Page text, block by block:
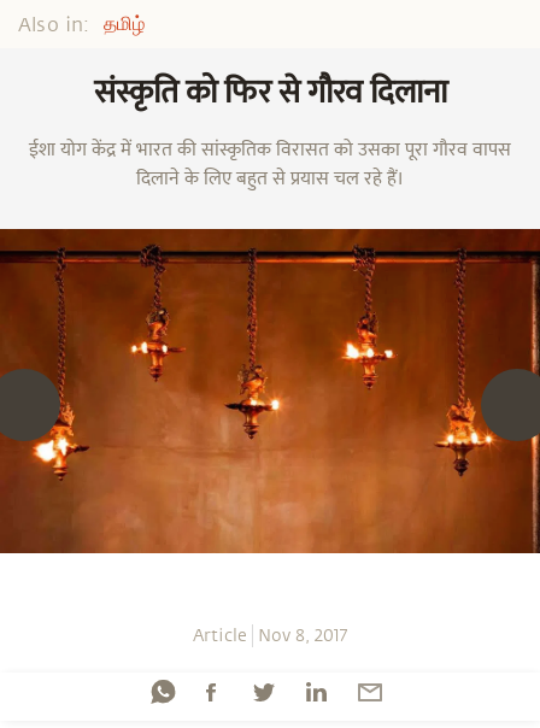
Also in: தமிழ்
संस्कृति को फिर से गौरव दिलाना
ईशा योग केंद्र में भारत की सांस्कृतिक विरासत को उसका पूरा गौरव वापस
दिलाने के लिए बहुत से प्रयास चल रहे हैं।
Article Nov 8, 2017